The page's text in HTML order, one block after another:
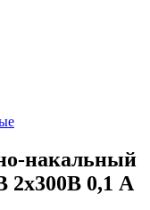
накальный
0,1 А